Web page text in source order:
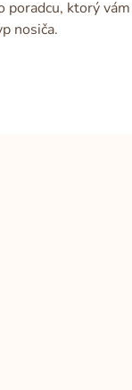
poradcu, ktorý vám
nosiča.